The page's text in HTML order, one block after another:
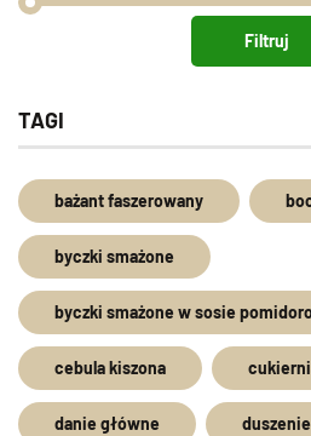
min.
maks.
Filtruj
TAGI
bażant faszerowany
byczki smażone
byczki smażone w sosie
cebula kiszona
danie główne duszenie